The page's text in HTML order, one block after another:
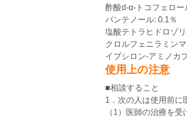
酢酸d-α-トコフェロー
パンテノール: 0.1％
塩酸テトラヒドロゾ
クロルフェニラミン
イプシロン-アミノカ
使用上の注意
■相談すること
1．次の人は使用前に
（1）医師の治療を受